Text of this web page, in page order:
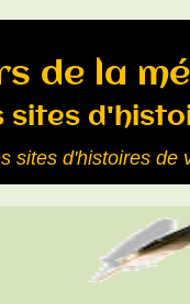
de la
sites
sites d'histoires de